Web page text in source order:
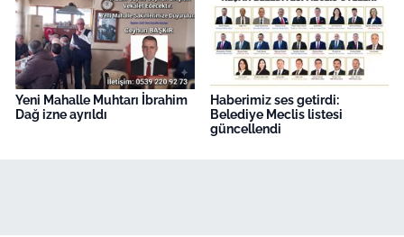
Yeni Mahalle Muhtarı İbrahim
Dağ izne ayrıldı
Haberimiz ses getirdi:
Belediye Meclis listesi
güncellendi